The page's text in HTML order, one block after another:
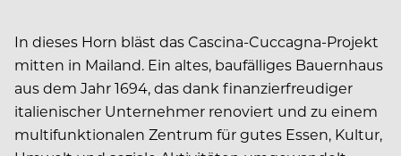
In dieses Horn bläst das Cascina-Cuccagna-Projekt
mitten in Mailand. Ein altes, baufälliges Bauernhaus
aus dem Jahr 1694, das dank finanzierfreudiger
italienischer Unternehmer renoviert und zu einem
multifunktionalen Zentrum für gutes Essen, Kultur,